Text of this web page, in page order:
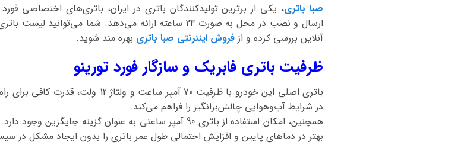
صبا باتری، یکی از برترین تولیدکنندگان باتری در ایران، باتری‌های اختصاصی
ارسال و نصب در محل به صورت 24 ساعته ارائه می‌دهد. شما
آنلاین بررسی کرده و از فروش اینترنتی صبا باتری بهره مند شوید.
ظرفیت باتری فابریک و سازگار فورد تورینو
باتری اصلی این خودرو با ظرفیت 70 آمپر
در شرایط آب‌وهوایی چالش‌برانگیز را فراهم می‌کند.
همچنین، امکان استفاده از باتری 90 آمپر ساعتی به عنوان گزینه
بهتر در دماهای پایین و افزایش احتمالی طول عمر باتری را بدون ایجاد مشکل در